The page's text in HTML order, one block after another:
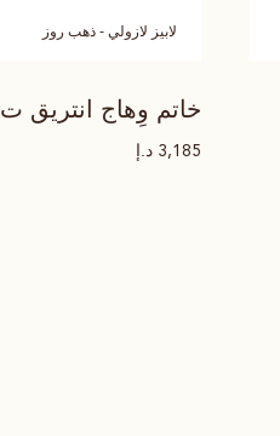
لابيز لازولي - ذهب روز
خاتم وِهاج انتريق ت
3,185 د.إ